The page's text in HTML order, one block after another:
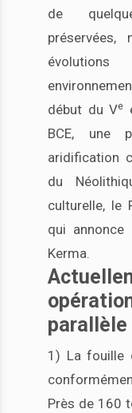
de
préservées,
début du Ve
BCE, une
aridification
du
culturelle, le
qui
Kerma.
parallèle
1) La fouille
Près de 160